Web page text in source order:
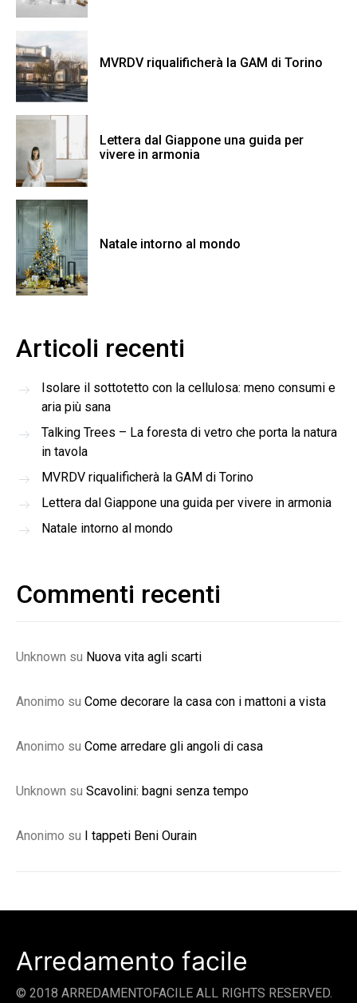
MVRDV riqualificherà la GAM di Torino
Lettera dal Giappone una guida per
vivere in armonia
Natale intorno al mondo
Articoli recenti
Isolare il sottotetto con la cellulosa: meno consumi e
aria più sana
Talking Trees – La foresta di vetro che porta la natura
in tavola
MVRDV riqualificherà la GAM di Torino
Lettera dal Giappone una guida per vivere in armonia
Natale intorno al mondo
Commenti recenti
Unknown su Nuova vita agli scarti
Anonimo su Come decorare la casa con i mattoni a vista
Anonimo su Come arredare gli angoli di casa
Unknown su Scavolini: bagni senza tempo
Anonimo su I tappeti Beni Ourain
Arredamento facile
© 2018 ARREDAMENTOFACILE ALL RIGHTS RESERVED.